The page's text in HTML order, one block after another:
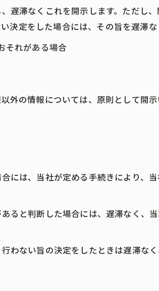
遅滞なくこれを開示します。ただし
定をした場合には、その旨を遅滞な
それがある場合
外の情報については、原則として開示
には、当社が定める手続きにより、
ると判断した場合には、遅滞なく、
ない旨の決定をしたときは遅滞なく